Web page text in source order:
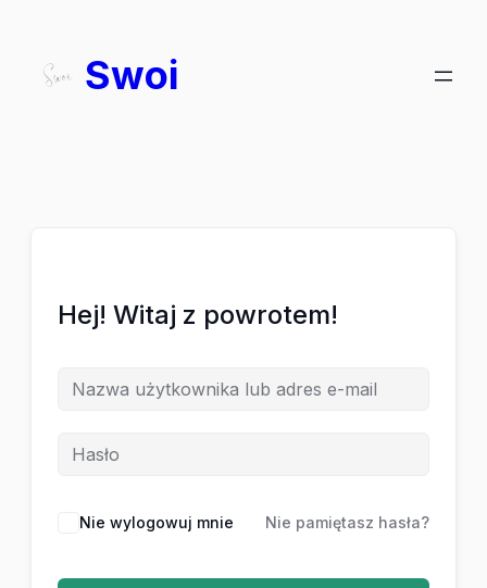
Swoi
Hej! Witaj z powrotem!
Nie wylogowuj mnie Nie pamiętasz hasła?